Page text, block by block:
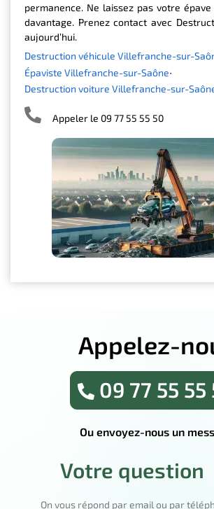
permanence. Ne laissez pas votre
davantage. Prenez contact avec
aujourd’hui.
Destruction véhicule Villefranche-sur-
Épaviste Villefranche-sur-Saône
Destruction voiture Villefranche-sur-
Appeler le 09 77 55 55 50
Appelez-
09 77 55 55
Ou envoyez-nous un
Votre question
On vous répond par email ou par